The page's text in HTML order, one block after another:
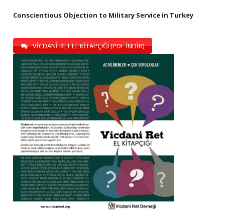
Conscientious Objection to Military Service in Turkey
VİCDANİ RET EL KİTAPÇIĞI (PDF İNDİR)